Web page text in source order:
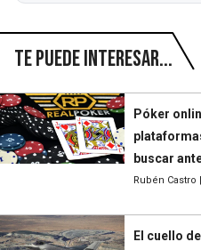
Te puede interesar...
Póker
buscar
Rubén Castro
El cuello